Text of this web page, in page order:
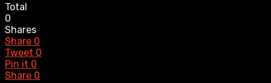
Total
0
Shares
Share 0
Tweet 0
Pin it 0
Share 0